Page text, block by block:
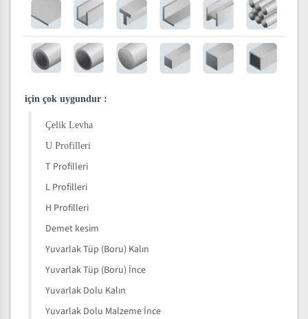
için çok uygundur :
Çelik Levha
U Profilleri
T Profilleri
L Profilleri
H Profilleri
Demet kesim
Yuvarlak Tüp (Boru) Kalın
Yuvarlak Tüp (Boru) İnce
Yuvarlak Dolu Kalın
Yuvarlak Dolu Malzeme İnce